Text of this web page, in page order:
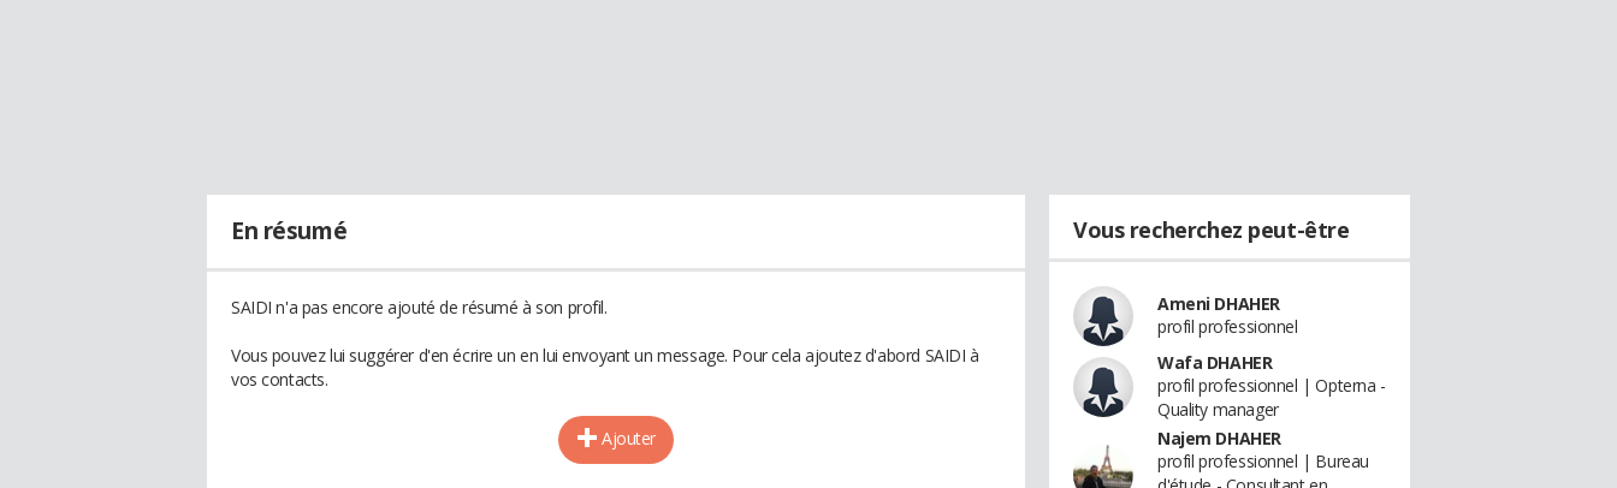
En résumé
SAIDI n'a pas encore ajouté de résumé à son profil.
Vous pouvez lui suggérer d'en écrire un en lui envoyant un message. Pour cela ajoutez d'abord SAIDI à
vos contacts.
Ajouter
Vous recherchez peut-être
Ameni DHAHER
profil professionnel
Wafa DHAHER
profil professionnel | Opterna -
Quality manager
Najem DHAHER
profil professionnel | Bureau